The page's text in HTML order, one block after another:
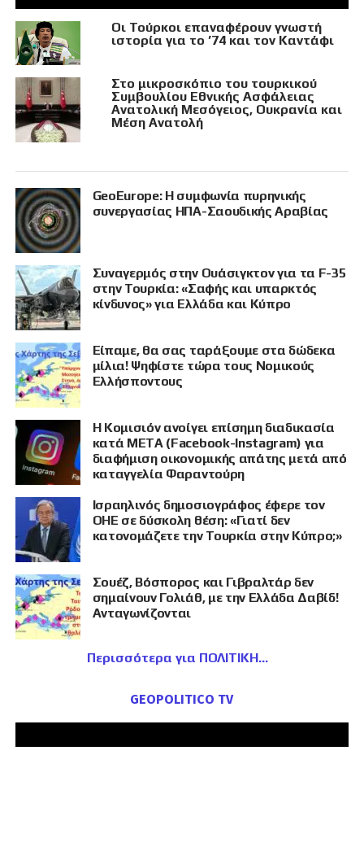
Οι Τούρκοι επαναφέρουν γνωστή
ιστορία για το ’74 και τον Καντάφι
Στο μικροσκόπιο του τουρκικού
Συμβουλίου Εθνικής Ασφάλειας
Ανατολική Μεσόγειος, Ουκρανία και
Μέση Ανατολή
GeoEurope: Η συμφωνία πυρηνικής
συνεργασίας ΗΠΑ-Σαουδικής Αραβίας
Συναγερμός στην Ουάσιγκτον για τα F-35
στην Τουρκία: «Σαφής και υπαρκτός
κίνδυνος» για Ελλάδα και Κύπρο
Είπαμε, θα σας ταράξουμε στα δώδεκα
μίλια! Ψηφίστε τώρα τους Νομικούς
Ελλήσποντους
Η Κομισιόν ανοίγει επίσημη διαδικασία
κατά META (Facebook-Instagram) για
διαφήμιση οικονομικής απάτης μετά από
καταγγελία Φαραντούρη
Ισραηλινός δημοσιογράφος έφερε τον
ΟΗΕ σε δύσκολη θέση: «Γιατί δεν
κατονομάζετε την Τουρκία στην Κύπρο;»
Σουέζ, Βόσπορος και Γιβραλτάρ δεν
σημαίνουν Γολιάθ, με την Ελλάδα Δαβίδ!
Ανταγωνίζονται
Περισσότερα για ΠΟΛΙΤΙΚΗ
GEOPOLITICO TV